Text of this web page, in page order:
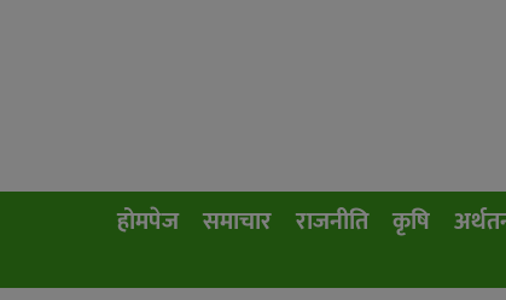
होमपेज समाचार राजनीति कृषि